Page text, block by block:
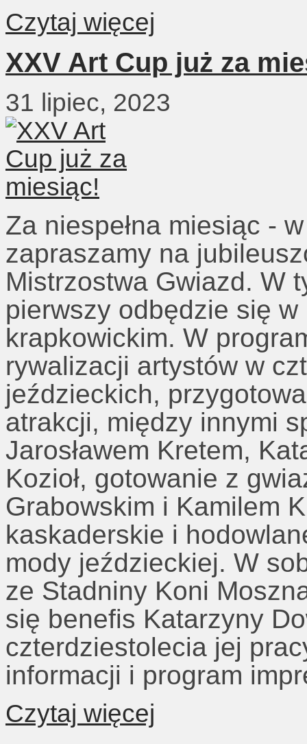
Czytaj więcej
XXV Art Cup już za
31 lipiec, 2023
Za niespełna miesiąc -
zapraszamy na
Mistrzostwa Gwiazd. W
pierwszy odbędzie się
krapkowickim. W
rywalizacji artystów w
jeździeckich,
atrakcji, między innymi
Jarosławem Kretem,
Kozioł, gotowanie z
Grabowskim i Kamilem
kaskaderskie i
mody jeździeckiej. W
ze Stadniny Koni
się benefis Katarzyny
czterdziestolecia jej
informacji i program
Czytaj więcej